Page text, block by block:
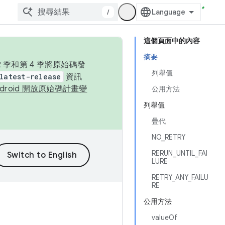
/
這個頁面中的內容
摘要
列舉值
公用方法
列舉值
疊代
NO_RETRY
RERUN_UNTIL_FAI
LURE
RETRY_ANY_FAILU
RE
公用方法
valueOf
和第 4 季將原始碼發
release
資訊
開放原始碼計畫變